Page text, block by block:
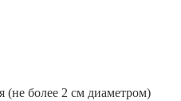
(не более 2 см диаметром)